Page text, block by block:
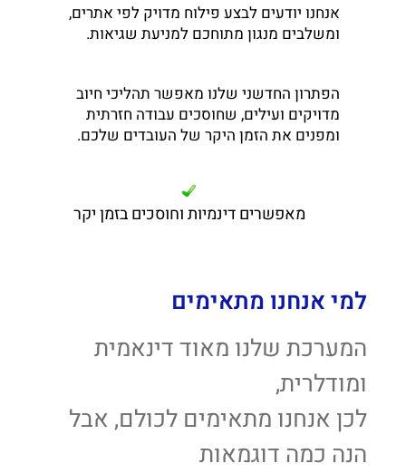
אנחנו יודעים לבצע פילוח מדויק לפי אתרים,
ומשלבים מנגון מתוחכם למניעת שגיאות.
הפתרון החדשני שלנו מאפשר תהליכי חיוב
מדויקים ועילים, שחוסכים עבודה חזרתית
ומפנים את הזמן היקר של העובדים שלכם.
מאפשרים דינמיות וחוסכים בזמן יקר
למי אנחנו מתאימים
המערכת שלנו מאוד דינאמית
ומודלרית,
לכן אנחנו מתאימים לכולם, אבל
הנה כמה דוגמאות